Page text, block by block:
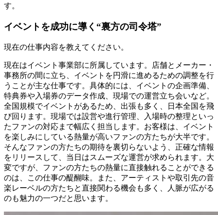
す。
イベントを成功に導く“裏方の司令塔”
現在の仕事内容を教えてください。
現在はイベント事業部に所属しています。店舗とメーカー・
事務所の間に立ち、イベントを円滑に進めるための調整を行
うことが主な仕事です。具体的には、イベントの企画準備、
特典券や入場券のデータ作成、現場での運営立ち会いなど。
全国規模でイベントがあるため、出張も多く、日本全国を飛
び回ります。現場では設営や進行管理、入場時の整理といっ
たファンの対応まで幅広く担当します。お客様は、イベント
を楽しみにしている熱量が高いファンの方たちが大半です。
そんなファンの方たちの期待を裏切らないよう、正確な情報
をリリースして、当日はスムーズな運営が求められます。大
変ですが、ファンの方たちの熱量に直接触れることができる
のは、この仕事の醍醐味。また、アーティストや取引先の音
楽レーベルの方たちと直接関わる機会も多く、人脈が広がる
のも魅力の一つだと思います。